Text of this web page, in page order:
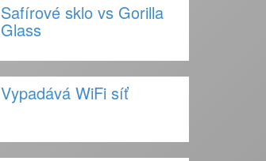
Safírové sklo vs Gorilla
Glass
Vypadává WiFi síť